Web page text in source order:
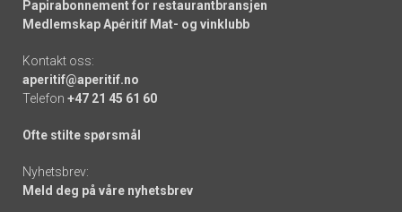
Papirabonnement for restaurantbransjen
Medlemskap Apéritif Mat- og vinklubb
Kontakt oss:
aperitif@aperitif.no
Telefon +47 21 45 61 60
Ofte stilte spørsmål
Nyhetsbrev:
Meld deg på våre nyhetsbrev